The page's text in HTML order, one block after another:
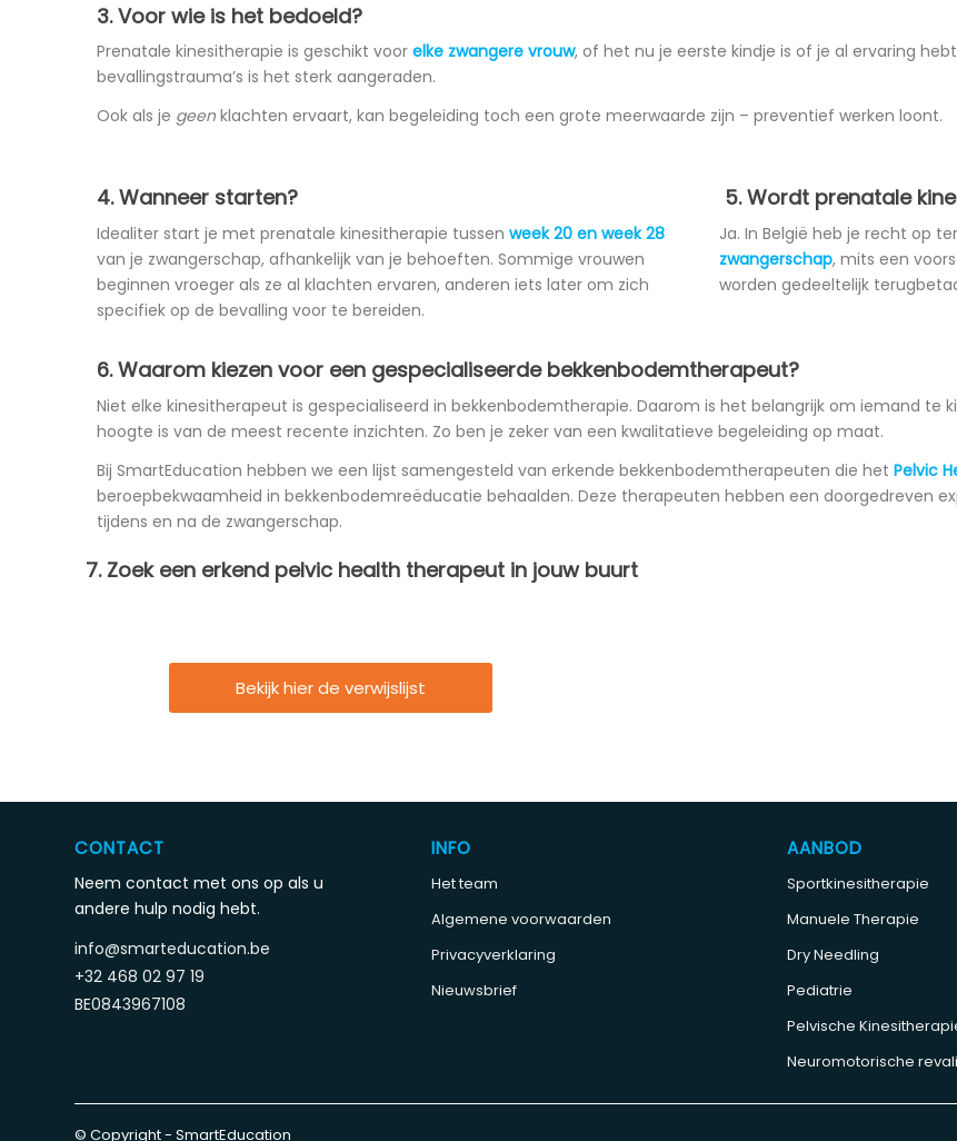
3. Voor wie is het bedoeld?
Prenatale kinesitherapie is geschikt voor elke zwangere vrouw, of het nu je eerste kindje is of je al ervaring
bevallingstrauma’s is het sterk aangeraden.
Ook als je geenklachten ervaart, kan begeleiding toch een grote meerwaarde zijn – preventief werken loont.
4. Wanneer starten?
Idealiter start je met prenatale kinesitherapie tussen week 20 en week 28
van je zwangerschap, afhankelijk van je behoeften. Sommige vrouwen
beginnen vroeger als ze al klachten ervaren, anderen iets later om zich
specifiek op de bevalling voor te bereiden.
5. Wordt prenatale
Ja. In België heb je recht op
zwangerschap, mits een
worden gedeeltelijk
6. Waarom kiezen voor een gespecialiseerde bekkenbodemtherapeut?
Niet elke kinesitherapeut is gespecialiseerd in bekkenbodemtherapie. Daarom is het belangrijk om iemand te
hoogte is van de meest recente inzichten. Zo ben je zeker van een kwalitatieve begeleiding op maat.
Bij SmartEducation hebben we een lijst samengesteld van erkende bekkenbodemtherapeuten die het Pelvic
beroepbekwaamheid in bekkenbodemreëducatie behaalden. Deze therapeuten hebben een doorgedreven
tijdens en na de zwangerschap.
7. Zoek een erkend pelvic health therapeut in jouw buurt
Bekijk hier de verwijslijst
CONTACT
Neem contact met ons op als u
andere hulp nodig hebt.
info@smarteducation.be
+32 468 02 97 19
BE0843967108
INFO
Het team
Algemene voorwaarden
Privacyverklaring
Nieuwsbrief
AANBOD
Sportkinesitherapie
Manuele Therapie
Dry Needling
Pediatrie
Pelvische
Neuromotorische
© Copyright - SmartEducation